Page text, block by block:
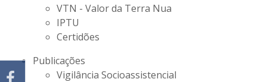
VTN - Valor da Terra Nua
IPTU
Certidões
Publicações
Vigilância Socioassistencial